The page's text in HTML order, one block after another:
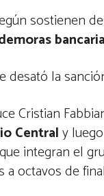
sostienen
desató la
Cristian
Centraly
integran el
octavos de